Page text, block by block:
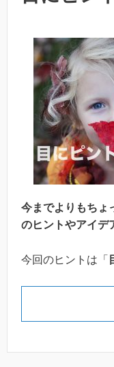
今までよりもちょ
のヒントやアイデ
今回のヒントは「